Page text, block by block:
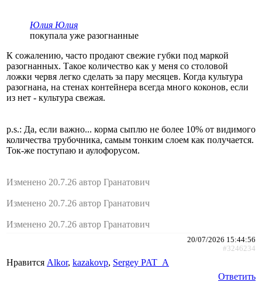
Юлия Юлия
покупала уже разогнанные
К сожалению, часто продают свежие губки под маркой
разогнанных. Такое количество как у меня со столовой
ложки червя легко сделать за пару месяцев. Когда культура
разогнана, на стенах контейнера всегда много коконов, если
из нет - культура свежая.
p.s.: Да, если важно... корма сыплю не более 10% от видимого
количества трубочника, самым тонким слоем как получается.
Ток-же поступаю и аулофорусом.
Изменено 20.7.26 автор Гранатович
Изменено 20.7.26 автор Гранатович
Изменено 20.7.26 автор Гранатович
20/07/2026 15:44:56
#3246234
Нравится Alkor, kazakovp, Sergey PAT_A
Ответить